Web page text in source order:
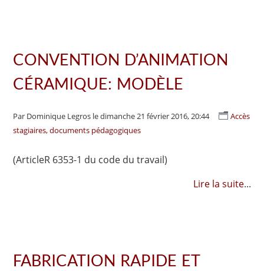
CONVENTION D’ANIMATION
CÉRAMIQUE: MODÈLE
Par Dominique Legros le dimanche 21 février 2016, 20:44
Accès
stagiaires, documents pédagogiques
(ArticleR 6353-1 du code du travail)
Lire la suite...
FABRICATION RAPIDE ET